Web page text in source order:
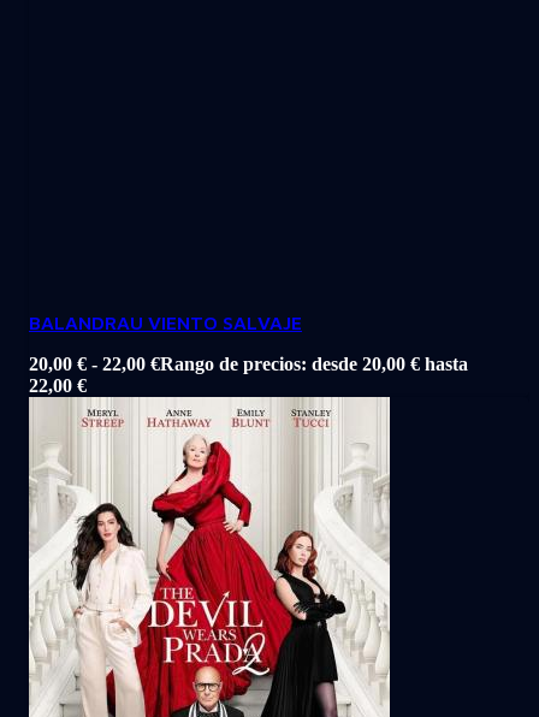
BALANDRAU VIENTO SALVAJE
20,00 € - 22,00 €Rango de precios: desde 20,00 € hasta
22,00 €